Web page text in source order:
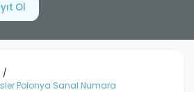
Ol
Polonya Sanal Numara